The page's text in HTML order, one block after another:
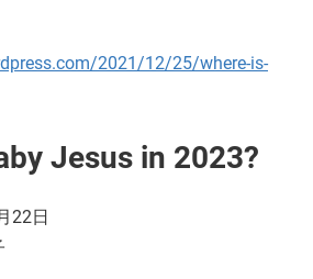
2021/12/25/where-is-
Jesus in 2023?
22日